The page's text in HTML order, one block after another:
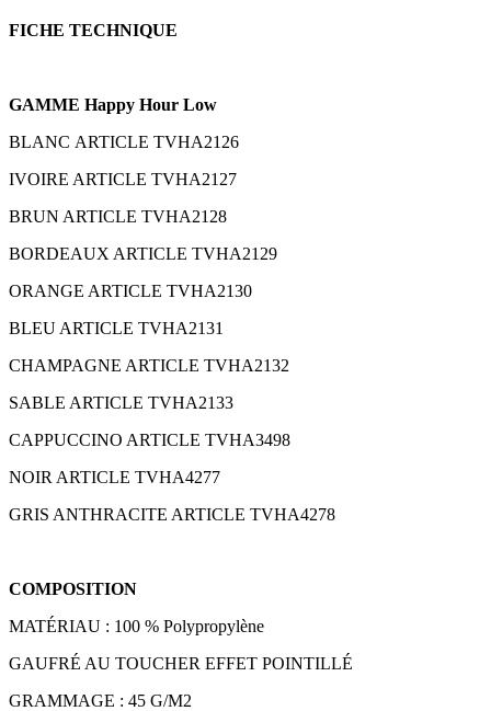
FICHE TECHNIQUE
GAMME Happy Hour Low
BLANC ARTICLE TVHA2126
IVOIRE ARTICLE TVHA2127
BRUN ARTICLE TVHA2128
BORDEAUX ARTICLE TVHA2129
ORANGE ARTICLE TVHA2130
BLEU ARTICLE TVHA2131
CHAMPAGNE ARTICLE TVHA2132
SABLE ARTICLE TVHA2133
CAPPUCCINO ARTICLE TVHA3498
NOIR ARTICLE TVHA4277
GRIS ANTHRACITE ARTICLE TVHA4278
COMPOSITION
MATÉRIAU : 100 % Polypropylène
GAUFRÉ AU TOUCHER EFFET POINTILLÉ
GRAMMAGE : 45 G/M2